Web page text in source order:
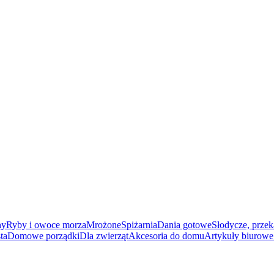
Ryby i owoce morzaMrożoneSpiżarniaDania gotoweSłodycze,
Domowe porządkiDla zwierzątAkcesoria do domuArtykuły